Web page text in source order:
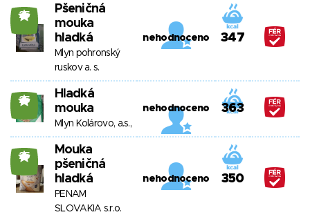
25
Pšeničná
mouka
hladká
Mlyn pohronský
ruskov a. s.
nehodnoceno 347
25
Hladká
mouka
Mlyn Kolárovo, a.s.,
nehodnoceno 363
25
Mouka
pšeničná
hladká
PENAM
SLOVAKIA s.r.o.
nehodnoceno 350